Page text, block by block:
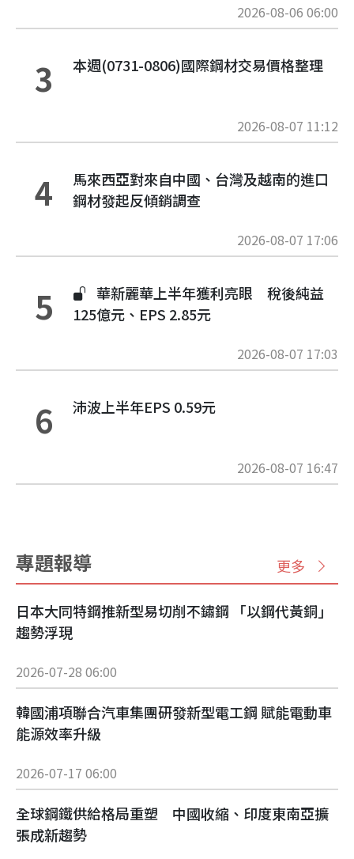
2026-08-06 06:00
3 本週(0731-0806)國際鋼材交易價格整理
2026-08-07 11:12
4
馬來西亞對來自中國、台灣及越南的進口
鋼材發起反傾銷調查
2026-08-07 17:06
5
華新麗華上半年獲利亮眼 稅後純益
125億元、EPS 2.85元
2026-08-07 17:03
6 沛波上半年EPS 0.59元
2026-08-07 16:47
專題報導 更多
日本大同特鋼推新型易切削不鏽鋼 「以鋼代黃銅」
趨勢浮現
2026-07-28 06:00
韓國浦項聯合汽車集團研發新型電工鋼 賦能電動車
能源效率升級
2026-07-17 06:00
全球鋼鐵供給格局重塑 中國收縮、印度東南亞擴
張成新趨勢